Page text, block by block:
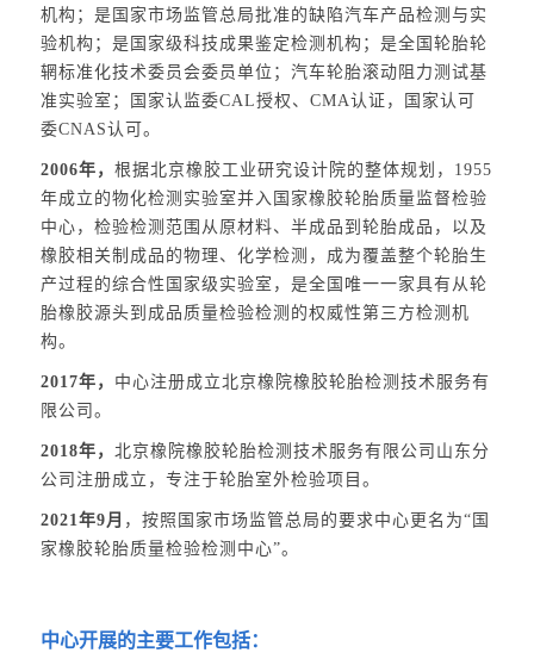
机构；是国家市场监管总局批准的缺陷汽车产品检测与实
验机构；是国家级科技成果鉴定检测机构；是全国轮胎轮
辋标准化技术委员会委员单位；汽车轮胎滚动阻力测试基
准实验室；国家认监委CAL授权、CMA认证，国家认可
委CNAS认可。
2006年，根据北京橡胶工业研究设计院的整体规划，1955
年成立的物化检测实验室并入国家橡胶轮胎质量监督检验
中心，检验检测范围从原材料、半成品到轮胎成品，以及
橡胶相关制成品的物理、化学检测，成为覆盖整个轮胎生
产过程的综合性国家级实验室，是全国唯一一家具有从轮
胎橡胶源头到成品质量检验检测的权威性第三方检测机
构。
2017年， 中心注册成立北京橡院橡胶轮胎检测技术服务有
限公司。
2018年，北京橡院橡胶轮胎检测技术服务有限公司山东分
公司注册成立，专注于轮胎室外检验项目。
2021年9月 ，按照国家市场监管总局的要求中心更名为“国
家橡胶轮胎质量检验检测中心”。
中心开展的主要工作包括：